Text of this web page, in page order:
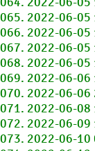
065. 2022-06-05
066. 2022-06-05
067. 2022-06-05
068. 2022-06-05
069. 2022-06-06
070. 2022-06-06
071. 2022-06-08
072. 2022-06-09
073. 2022-06-10